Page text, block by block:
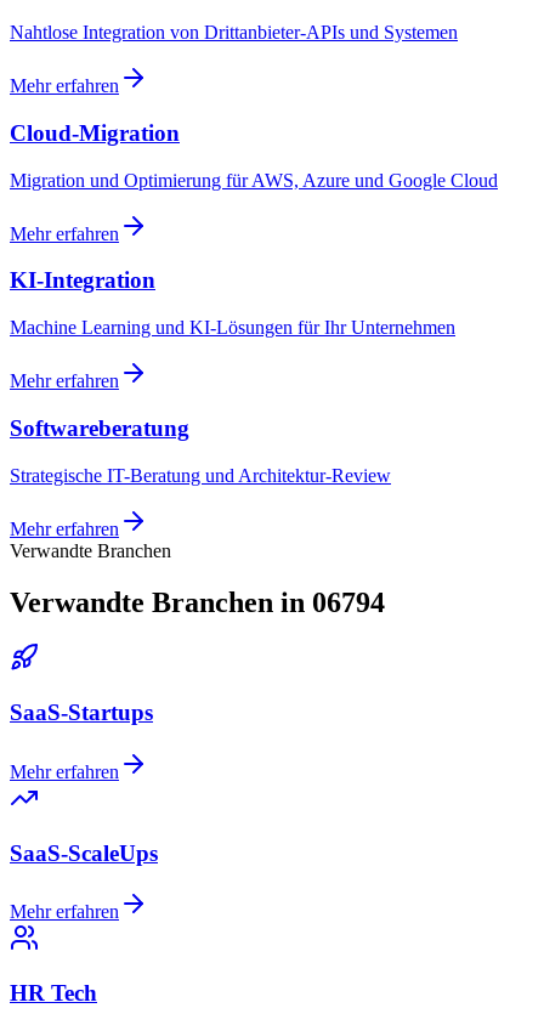
Nahtlose Integration von Drittanbieter-APIs und Systemen
Mehr erfahren
Cloud-Migration
Migration und Optimierung für AWS, Azure und Google Cloud
Mehr erfahren
KI-Integration
Machine Learning und KI-Lösungen für Ihr Unternehmen
Mehr erfahren
Softwareberatung
Strategische IT-Beratung und Architektur-Review
Mehr erfahren
Verwandte Branchen
Verwandte Branchen in 06794
SaaS-Startups
Mehr erfahren
SaaS-ScaleUps
Mehr erfahren
HR Tech